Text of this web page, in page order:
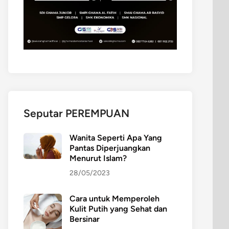
Seputar PEREMPUAN
Wanita Seperti Apa Yang
Pantas Diperjuangkan
Menurut Islam?
28/05/2023
Cara untuk Memperoleh
Kulit Putih yang Sehat dan
Bersinar